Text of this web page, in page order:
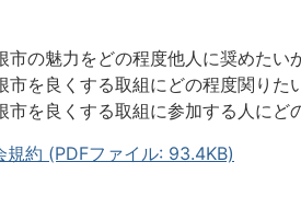
市の魅力をどの程度他人に奨めたい
市を良くする取組にどの程度関りた
市を良くする取組に参加する人にど
規約 (PDFファイル: 93.4KB)